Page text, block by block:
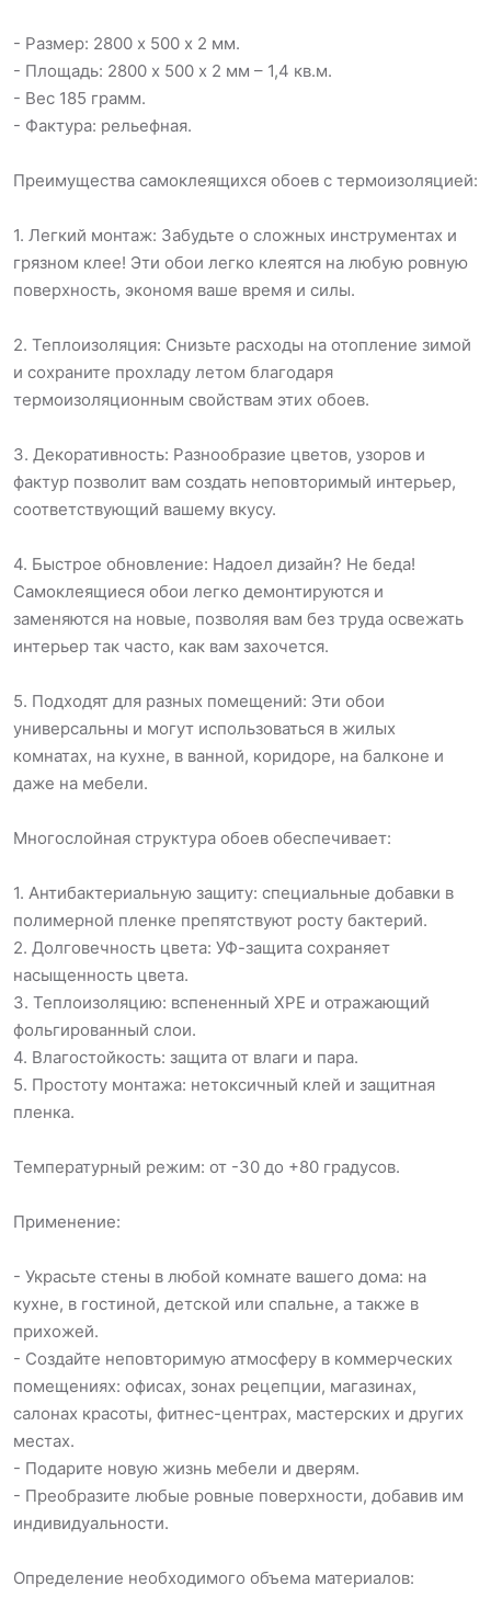
- Размер: 2800 х 500 х 2 мм.
- Площадь: 2800 х 500 х 2 мм – 1,4 кв.м.
- Вес 185 грамм.
- Фактура: рельефная.
Преимущества самоклеящихся обоев с термоизоляцией:
1. Легкий монтаж: Забудьте о сложных инструментах и
грязном клее! Эти обои легко клеятся на любую ровную
поверхность, экономя ваше время и силы.
2. Теплоизоляция: Снизьте расходы на отопление зимой
и сохраните прохладу летом благодаря
термоизоляционным свойствам этих обоев.
3. Декоративность: Разнообразие цветов, узоров и
фактур позволит вам создать неповторимый интерьер,
соответствующий вашему вкусу.
4. Быстрое обновление: Надоел дизайн? Не беда!
Самоклеящиеся обои легко демонтируются и
заменяются на новые, позволяя вам без труда освежать
интерьер так часто, как вам захочется.
5. Подходят для разных помещений: Эти обои
универсальны и могут использоваться в жилых
комнатах, на кухне, в ванной, коридоре, на балконе и
даже на мебели.
Многослойная структура обоев обеспечивает:
1. Антибактериальную защиту: специальные добавки в
полимерной пленке препятствуют росту бактерий.
2. Долговечность цвета: УФ-защита сохраняет
насыщенность цвета.
3. Теплоизоляцию: вспененный XPE и отражающий
фольгированный слои.
4. Влагостойкость: защита от влаги и пара.
5. Простоту монтажа: нетоксичный клей и защитная
пленка.
Температурный режим: от -30 до +80 градусов.
Применение:
- Украсьте стены в любой комнате вашего дома: на
кухне, в гостиной, детской или спальне, а также в
прихожей.
- Создайте неповторимую атмосферу в коммерческих
помещениях: офисах, зонах рецепции, магазинах,
салонах красоты, фитнес-центрах, мастерских и других
местах.
- Подарите новую жизнь мебели и дверям.
- Преобразите любые ровные поверхности, добавив им
индивидуальности.
Определение необходимого объема материалов: